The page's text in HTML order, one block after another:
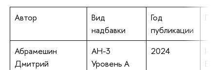
Автор
Вид
надбавки
Год
публикации
Абрамешин
Дмитрий
АН-3
Уровень А
2024